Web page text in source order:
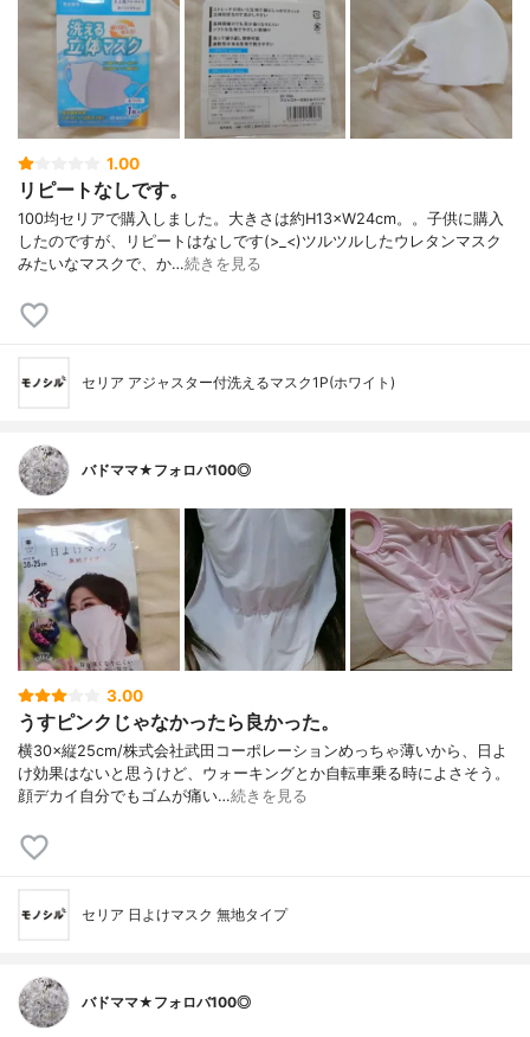
1.00
リピートなしです。
100均セリアで購入しました。大きさは約H13×W24cm。。子供に購入
したのですが、リピートはなしです(>_<)ツルツルしたウレタンマスク
みたいなマスクで、か…続きを見る
セリア アジャスター付洗えるマスク1P(ホワイト)
バドママ★フォロバ100◎
3.00
うすピンクじゃなかったら良かった。
横30×縦25cm/株式会社武田コーポレーションめっちゃ薄いから、日よ
け効果はないと思うけど、ウォーキングとか自転車乗る時によさそう。
顔デカイ自分でもゴムが痛い…続きを見る
セリア 日よけマスク 無地タイプ
バドママ★フォロバ100◎